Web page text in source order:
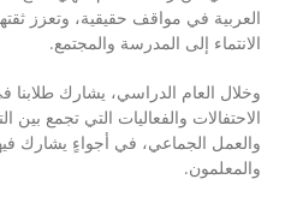
العربية في مواقف حقيقية، وتعزز
الانتماء إلى المدرسة والمجتمع.
وخلال العام الدراسي، يشارك
الاحتفالات والفعاليات التي تجمع بين
والعمل الجماعي، في أجواءٍ يشارك
والمعلمون.